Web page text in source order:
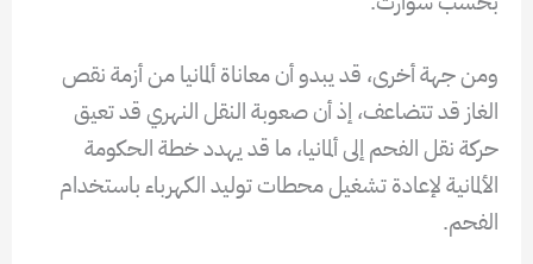
ومن جهة أخرى، قد يبدو أن معاناة ألمانيا من أزمة نقص
الغاز قد تتضاعف، إذ أن صعوبة النقل النهري قد تعيق
حركة نقل الفحم إلى ألمانيا، ما قد يهدد خطة الحكومة
الألمانية لإعادة تشغيل محطات توليد الكهرباء باستخدام
الفحم.